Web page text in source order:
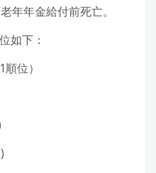
年年金給付前死亡。
如下：
位）